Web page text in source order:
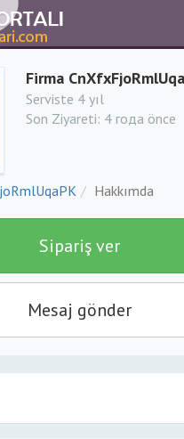
Firma
Serviste 4 yıl
Son Ziyareti: 4 года önce
Hakkımda
Sipariş ver
Mesaj gönder